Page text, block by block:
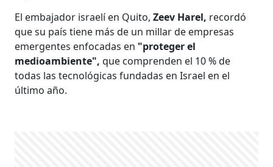
El embajador israelí en Quito, Zeev Harel, recordó
que su país tiene más de un millar de empresas
emergentes enfocadas en "proteger el
medioambiente", que comprenden el 10 % de
todas las tecnológicas fundadas en Israel en el
último año.